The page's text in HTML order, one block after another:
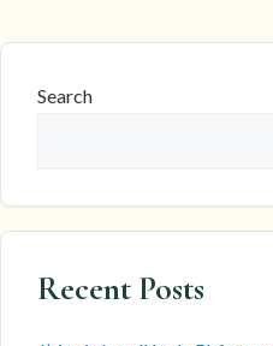
Search
Recent Posts